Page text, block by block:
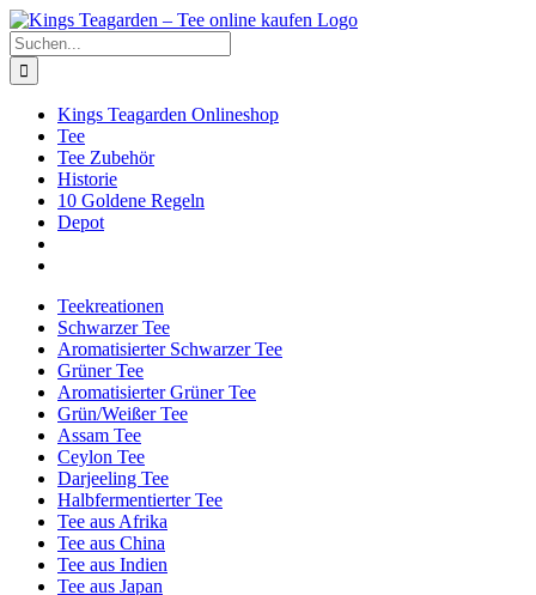
Zum
Inhalt
springen
Facebook
X
Instagram
Pinterest
Suche
nach:
Kings Teagarden Onlineshop
Tee
Tee Zubehör
Historie
10 Goldene Regeln
Depot
Teekreationen
Schwarzer Tee
Aromatisierter Schwarzer Tee
Grüner Tee
Aromatisierter Grüner Tee
Grün/Weißer Tee
Assam Tee
Ceylon Tee
Darjeeling Tee
Halbfermentierter Tee
Tee aus Afrika
Tee aus China
Tee aus Indien
Tee aus Japan